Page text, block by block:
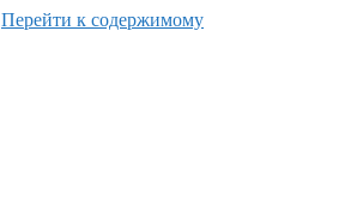
Перейти к содержимому